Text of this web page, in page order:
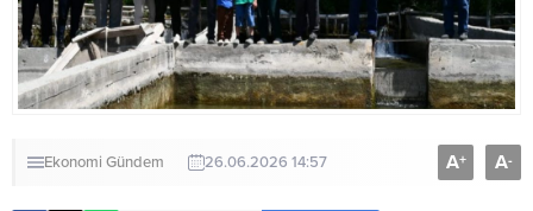
Ekonomi Gündem 26.06.2026 14:57 A+ A-